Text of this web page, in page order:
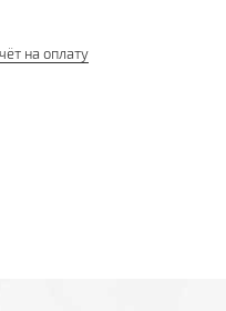
на оплату